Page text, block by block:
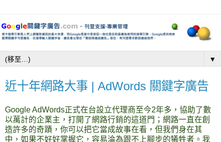
▼
近十年網路大事 | AdWords 關鍵字廣告
GoogleAdWords正式在台設立代理商至今2年多，協助了數
以萬計的企業主，打開了網路行銷的這道門；網路一直在創
造許多的奇蹟，你可以把它當成故事在看，但我們身在其
中，如果不好好掌握它，容易淪為跟不上腳步的犧牲者。我